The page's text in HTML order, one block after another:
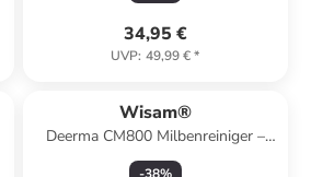
34,95 €
UVP: 49,99 €*
Wisam®
Deerma CM800 Milbenreiniger –
Anti-Milben & UV